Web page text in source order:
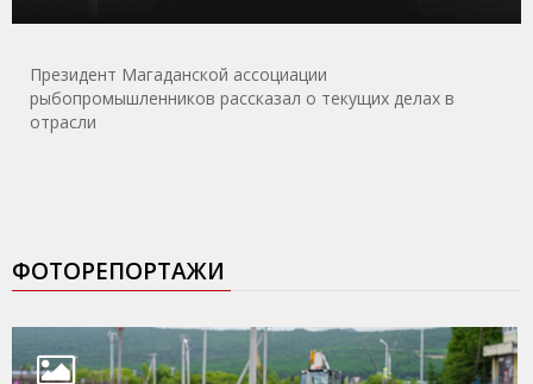
Президент Магаданской ассоциации
рыбопромышленников рассказал о текущих делах в
отрасли
ФОТОРЕПОРТАЖИ